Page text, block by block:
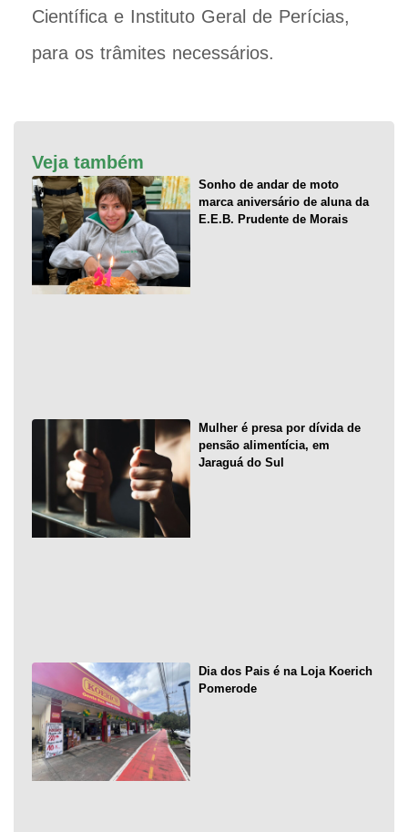
Científica e Instituto Geral de Perícias,
para os trâmites necessários.
Veja também
Sonho de andar de moto
marca aniversário de aluna da
E.E.B. Prudente de Morais
Mulher é presa por dívida de
pensão alimentícia, em
Jaraguá do Sul
Dia dos Pais é na Loja Koerich
Pomerode